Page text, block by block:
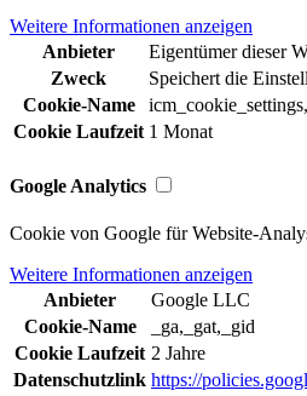
Weitere Informationen anzeigen
Anbieter
Eigentümer dieser
Zweck
Speichert die
Cookie-Name
Cookie Laufzeit 1 Monat
Google Analytics
Cookie von Google für Website-
Weitere Informationen anzeigen
Anbieter
Google LLC
Cookie-Name
_ga,_gat,_gid
Cookie Laufzeit 2 Jahre
Datenschutzlink https://